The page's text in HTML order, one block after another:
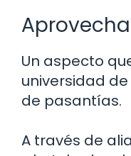
Un aspecto
universidad
de pasantías.
A través de